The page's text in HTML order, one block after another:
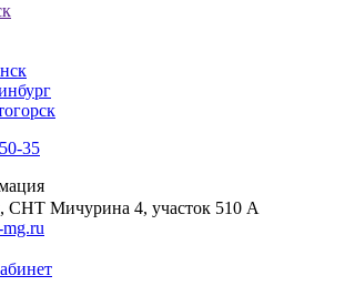
35
СНТ Мичурина 4, участок 510 А